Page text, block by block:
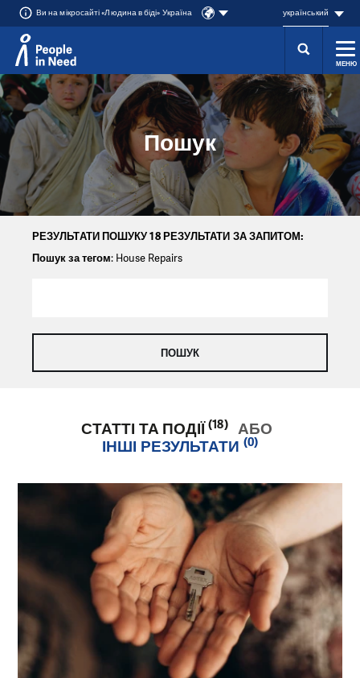
Přeskočit na obsah
Ви на мікросайті «Людина в біді» Україна український
МЕНЮ
Пошук
РЕЗУЛЬТАТИ ПОШУКУ 18 РЕЗУЛЬТАТИ ЗА ЗАПИТОМ:
Пошук за тегом: House Repairs
СТАТТІ ТА ПОДІЇ (18)
АБО
ІНШІ РЕЗУЛЬТАТИ (0)